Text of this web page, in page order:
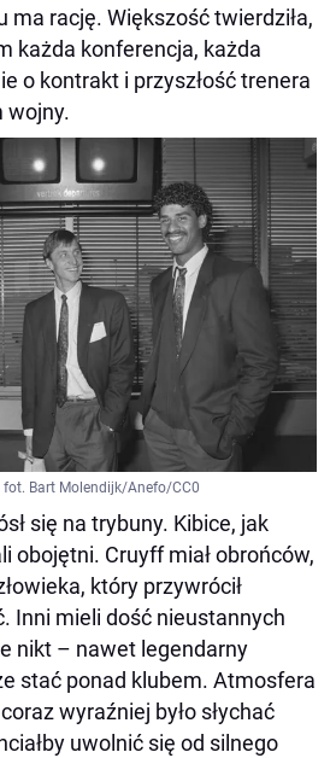
ma rację. Większość twierdziła,
każda konferencja, każda
o kontrakt i przyszłość trenera
wojny.
Bart Molendijk/Anefo/CC0
się na trybuny. Kibice, jak
obojętni. Cruyff miał obrońców,
który przywrócił
Inni mieli dość nieustannych
nikt – nawet legendarny
stać ponad klubem. Atmosfera
wyraźniej było słychać
uwolnić się od silnego